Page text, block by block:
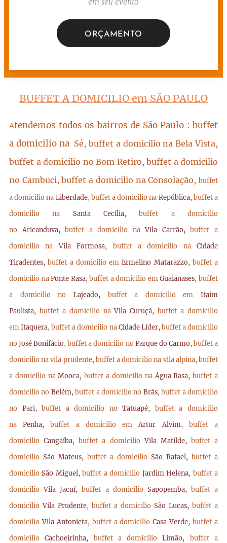
em seu evento
ORÇAMENTO
BUFFET A DOMICILIO em SÃO PAULO
Atendemos todos os bairros de São Paulo : buffet
a domicilio na Sé, buffet a domicilio na Bela Vista,
buffet a domicilio no Bom Retiro, buffet a domicilio
no Cambuci, buffet a domicilio na Consolação, buffet
a domicilio na Liberdade,buffet a domicilio na República,buffet a
domicilio na Santa Cecília,buffet a domicilio
noAricanduva,buffet a domicilio naVila Carrão,buffet a
domicilio naVila Formosa, buffet a domicilio na Cidade
Tiradentes,buffet a domicilio emErmelino Matarazzo, buffet a
domicilio naPonte Rasa,buffet a domicilio emGuaianases,buffet
a domicilio no Lajeado, buffet a domicilio em Itaim
Paulista, buffet a domicilio naVila Curuçá,buffet a domicilio
emItaquera,buffet a domicilio naCidade Líder,buffet a domicilio
noJosé Bonifácio,buffet a domicilio noParque do Carmo,buffet a
domicilio na vila prudente,buffet a domicilio na vila alpina, buffet
a domicilio naMooca,buffet a domicilio naÁgua Rasa,buffet a
domicilio no Belém,buffet a domicilio no Brás,buffet a domicilio
no Pari,buffet a domicilio noTatuapé, buffet a domicilio
naPenha,buffet a domicilio emArtur Alvim, buffet a
domicilioCangaíba,buffet a domicilioVila Matilde, buffet a
domicilio São Mateus, buffet a domicilio São Rafael, buffet a
domicilioSão Miguel,buffet a domicilio Jardim Helena, buffet a
domicilioVila Jacuí,buffet a domicilio Sapopemba, buffet a
domicilioVila Prudente, buffet a domicilio São Lucas, buffet a
domicilioVila Antonieta, buffet a domicilioCasa Verde,buffet a
domicilioCachoeirinha, buffet a domicilioLimão, buffet a